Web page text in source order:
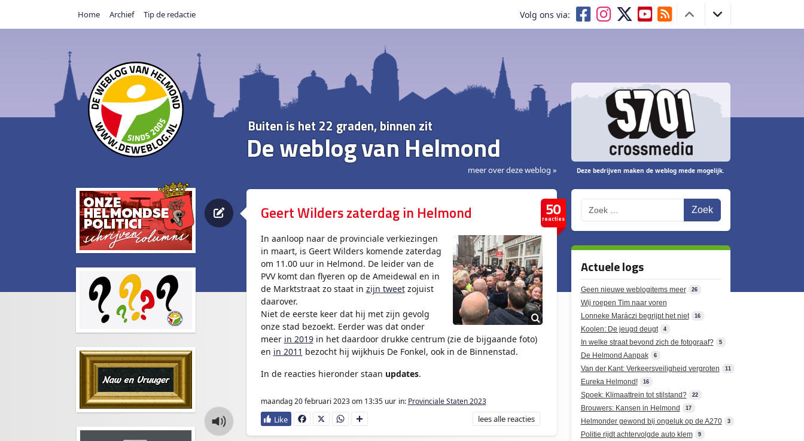
Home Archief Tip de redactie Volg ons via:
Buiten is het 22 graden, binnen zit
De weblog van Helmond
meer over deze weblog » Deze bedrijven maken de weblog mede mogelijk.
50
reacties
Geert Wilders zaterdag in Helmond
In aanloop naar de provinciale verkiezingen
in maart, is Geert Wilders komende zaterdag
om 11.00 uur in Helmond. De leider van de
PVV komt dan flyeren op de Ameidewal en in
de Marktstraat zo staat in zijn tweetzojuist
daarover.
Niet de eerste keer dat hij met zijn gevolg
onze stad bezoekt. Eerder was dat onder
meer in 2019in het daardoor drukke centrum (zie de bijgaande foto)
en in 2011 bezocht hij wijkhuis De Fonkel, ook in de Binnenstad.
In de reacties hieronder staan updates.
maandag 20 februari 2023om 13:35 uur in: Provinciale Staten 2023
Fa
ce
X
W
ha
D
e
leesalle reacties
Actuele logs
Geen nieuwe weblogitems meer 26
Wij roepen Tim naar voren
Lonneke Maráczi begrijpt het niet
16
Koolen: De jeugd deugt 4
In welke straat bevond zich de fotograaf? 5
De Helmond Aanpak 6
Van der Kant: Verkeersveiligheid vergroten 11
Eureka Helmond! 16
Spoek: Klimaattrein tot stilstand? 22
Brouwers: Kansen in Helmond 17
Helmonder gewond bij ongeluk op de A270 3
Politie rijdt achtervolgde auto klem 9